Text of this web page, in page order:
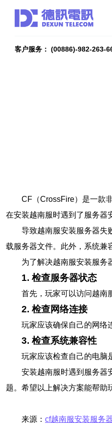
客户服务： (00886)-982-263-
CF（CrossFire）是一款
在安装越南服时遇到了服务器
导致越南服安装服务器失
载服务器文件。此外，系统兼
为了解决越南服安装服务
1. 检查服务器状态
首先，玩家可以访问越南
2. 检查网络连接
玩家应该确保自己的网络
3. 检查系统兼容性
玩家应该检查自己的电脑
安装越南服时遇到服务器
题。希望以上解决方案能帮助
来源： cf越南服安装服务